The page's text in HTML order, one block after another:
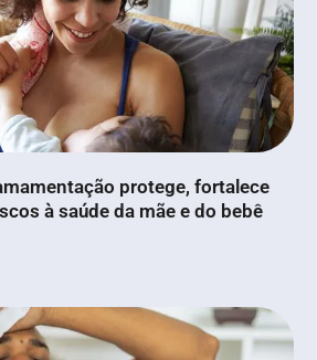
protege, fortalece
à saúde da mãe e do bebê